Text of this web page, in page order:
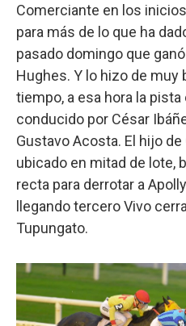
Comerciante en los
para más de lo que ha
pasado domingo que
Hughes. Y lo hizo de muy
tiempo, a esa hora la
conducido por César
Gustavo Acosta. El hijo
ubicado en mitad de lote,
recta para derrotar a
llegando tercero Vivo
Tupungato.